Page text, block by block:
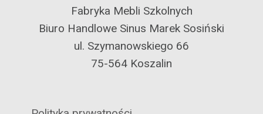
Fabryka Mebli Szkolnych
Biuro Handlowe Sinus Marek Sosiński
ul. Szymanowskiego 66
75-564 Koszalin